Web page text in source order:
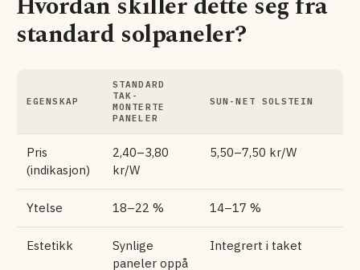
standard solpaneler?
EGENSKAP
STANDARD
TAK-
MONTERTE
PANELER
SUN-NET SOLSTEIN
Pris
(indikasjon)
2,40–3,80
kr/W
5,50–7,50 kr/W
Ytelse 18–22 % 14–17 %
Estetikk
Synlige
paneler oppå
Integrert i taket